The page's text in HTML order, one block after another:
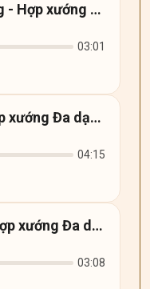
Ru con mùa đồng - Hợp xướng Đa dạng - Diversity Choir
03:01
Giấc mơ tôi - Hợp xướng Đa dạng - Diversity Choir
04:15
Circle of Life - Hợp xướng Đa dạng - Diversity Choir
03:08